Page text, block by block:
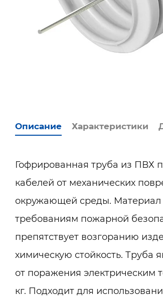
Описание Характеристики
Гофрированная труба из ПВХ
кабелей от механических
окружающей среды. Материал
требованиям пожарной
препятствует возгоранию
химическую стойкость. Труба
от поражения электрическим
кг. Подходит для